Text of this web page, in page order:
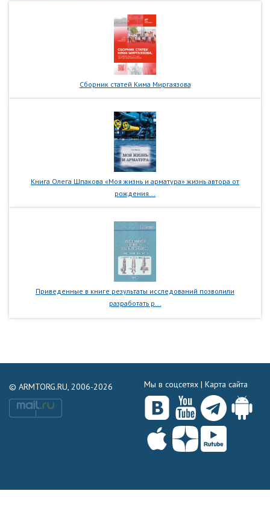
Сборник статей Кима Миргаязова
Книга Олега Шпакова «Моя жизнь и арматура» жизнь автора от
рождения...
Приведенные в книге результаты исследований позволили
разработать р...
© ARMTORG.RU, 2006-2026 Мы в соцсетях | Карта сайта